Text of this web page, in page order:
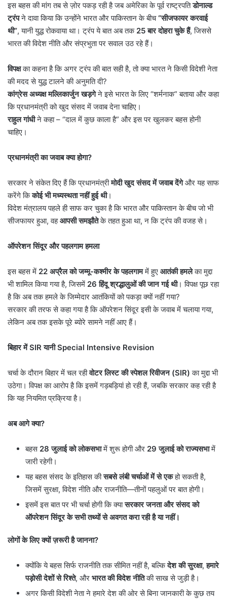
इस बहस की मांग तब से ज़ोर पकड़ रही है जब अमेरिका के पूर्व राष्ट्रपतिडोनाल्ड
ट्रंपने दावा किया कि उन्होंने भारत और पाकिस्तान के बीच“सीजफायर करवाई
थी”, यानी युद्ध रोकवाया था। ट्रंप ये बात अब तक 25बार दोहरा चुके हैं, जिससे
भारत की विदेश नीति और संप्रभुता पर सवाल उठ रहे हैं।
विपक्षका कहना है कि अगर ट्रंप की बात सही है, तो क्या भारत ने किसी विदेशी नेता
की मदद से युद्ध टालने की अनुमति दी?
कांग्रेस अध्यक्ष मल्लिकार्जुन खड़गेने इसे भारत के लिए “शर्मनाक” बताया और कहा
कि प्रधानमंत्री को खुद संसद में जवाब देना चाहिए।
राहुल गांधीने कहा – “दाल में कुछ काला है” और इस पर खुलकर बहस होनी
चाहिए।
प्रधानमंत्री का जवाब क्या होगा?
सरकार ने संकेत दिए हैं कि प्रधानमंत्रीमोदी खुद संसद में जवाब देंगेऔर यह साफ
करेंगे किकोई भी मध्यस्थता नहीं हुई थी।
विदेश मंत्रालय पहले ही साफ कर चुका है कि भारत और पाकिस्तान के बीच जो भी
सीजफायर हुआ, वहआपसी समझौतेके तहत हुआ था, न कि ट्रंप की वजह से।
ऑपरेशन सिंदूर और पहलगाम हमला
इस बहस में 22 अप्रैल को जम्मू-कश्मीर के पहलगाममें हुए आतंकी हमलेका मुद्दा
भी शामिल किया गया है, जिसमें 26हिंदू श्रद्धालुओं की जान गई थी। विपक्ष पूछ रहा
है कि अब तक हमले के जिम्मेदार आतंकियों को पकड़ा क्यों नहीं गया?
सरकार की तरफ से कहा गया है कि ऑपरेशन सिंदूर इसी के जवाब में चलाया गया,
लेकिन अब तक इसके पूरे ब्योरे सामने नहीं आए हैं।
बिहार मेंSIRयानीSpecial Intensive Revision
चर्चा के दौरान बिहार में चल रहीवोटर लिस्ट की स्पेशल रिवीजन (SIR) का मुद्दा भी
उठेगा। विपक्ष का आरोप है कि इसमें गड़बड़ियां हो रही हैं, जबकि सरकार कह रही है
कि यह नियमित प्रक्रिया है।
अब आगे क्या?
बहस 28जुलाई को लोकसभामें शुरू होगी और 29जुलाई को राज्यसभामें
जारी रहेगी।
यह बहस संसद के इतिहास कीसबसे लंबी चर्चाओं में से एकहो सकती है,
जिसमें सुरक्षा, विदेश नीति और राजनीति—तीनों पहलुओं पर बात होगी।
इसमें इस बात पर भी चर्चा होगी कि क्यासरकार जनता और संसद को
ऑपरेशन सिंदूर के सभी तथ्यों से अवगत करा रही है या नहीं।
लोगों के लिए क्यों ज़रूरी है जानना?
क्योंकि ये बहस सिर्फ राजनीति तक सीमित नहीं है, बल्किदेश की सुरक्षा,हमारे
पड़ोसी देशों से रिश्ते, और भारत की विदेश नीतिकी साख से जुड़ी है।
अगर किसी विदेशी नेता ने हमारे देश की ओर से बिना जानकारी के कुछ तय